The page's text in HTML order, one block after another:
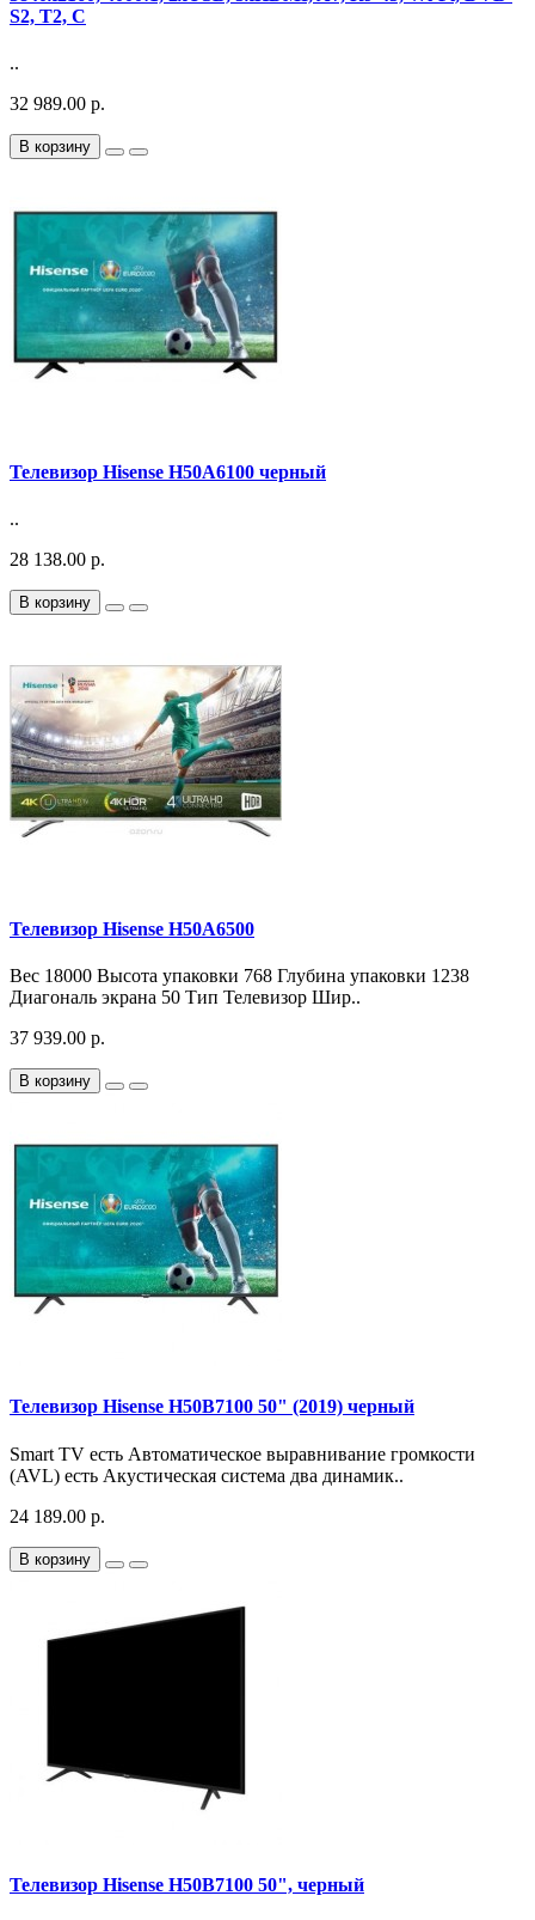
S2, T2, C
..
32 989.00 р.
В корзину
Телевизор Hisense H50A6100 черный
..
28 138.00 р.
В корзину
Телевизор Hisense H50A6500
Вес 18000 Высота упаковки 768 Глубина упаковки 1238
Диагональ экрана 50 Тип Телевизор Шир..
37 939.00 р.
В корзину
Телевизор Hisense H50B7100 50" (2019) черный
Smart TV есть Автоматическое выравнивание громкости
(AVL) есть Акустическая система два динамик..
24 189.00 р.
В корзину
Телевизор Hisense H50B7100 50", черный